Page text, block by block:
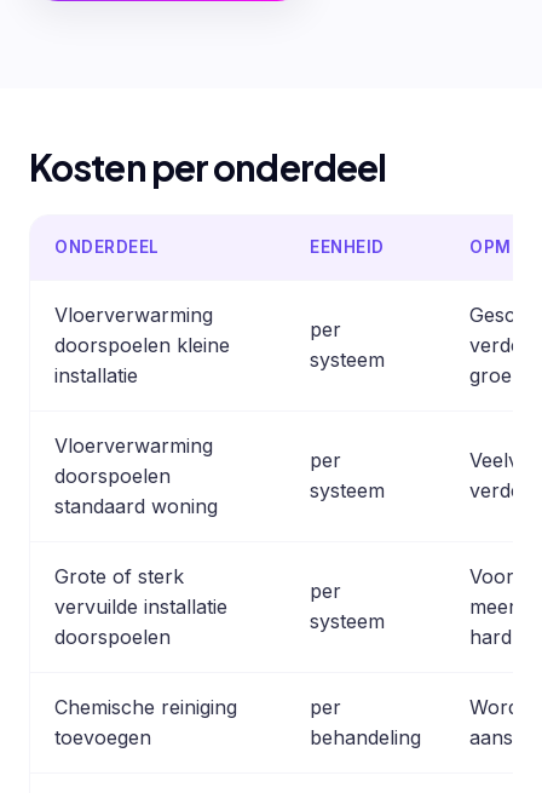
Kosten per onderdeel
ONDERDEEL EENHEID
Vloerverwarming
doorspoelen kleine
installatie
per
systeem
Vloerverwarming
doorspoelen
standaard woning
per
systeem
Grote of sterk
vervuilde installatie
doorspoelen
per
systeem
Voor
Chemische reiniging
toevoegen
per
behandeling
Wordt